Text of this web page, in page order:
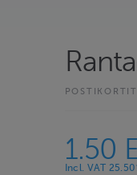
POSTIKORTIT
1.50
Incl. VAT